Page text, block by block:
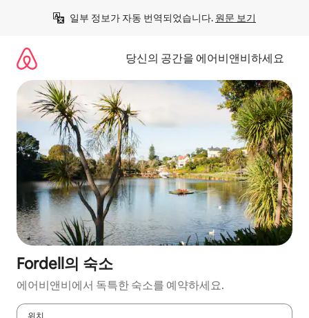
일부 정보가 자동 번역되었습니다. 원문 보기
당신의 공간을 에어비앤비하세요
Fordell의 숙소
에어비앤비에서 독특한 숙소를 예약하세요.